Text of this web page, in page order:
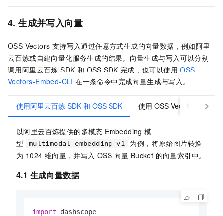
4. 生成并写入向量
OSS Vectors 支持写入通过任意方式生成的向量数据，例如阿里
云百炼或自建向量化服务生成的结果。向量生成与写入可以分别
调用阿里云百炼 SDK 和 OSS SDK 完成，也可以使用OSS-
Vectors-Embed-CLI在一条命令中完成向量生成与写入。
使用阿里云百炼 SDK 和 OSS SDK 使用 OSS-Vectors-
以阿里云百炼提供的多模态 Embedding 模
型
multimodal-embedding-v1
为例，将原始图片转换
为 1024 维向量，并写入 OSS 向量 Bucket 的向量索引中。
4.1 生成向量数据
import